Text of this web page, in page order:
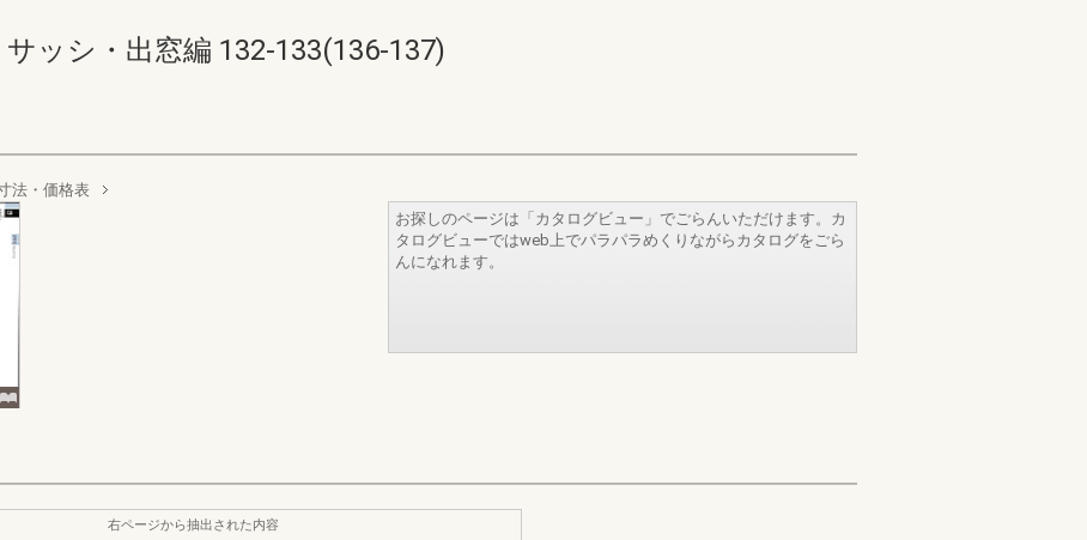
ッシ・出窓編 132-133(136-137)
法・価格表
お探しのページは「カタログビュー」でごらんいただけます。カ
タログビューではweb上でパラパラめくりながらカタログをごら
んになれます。
右ページから抽出された内容